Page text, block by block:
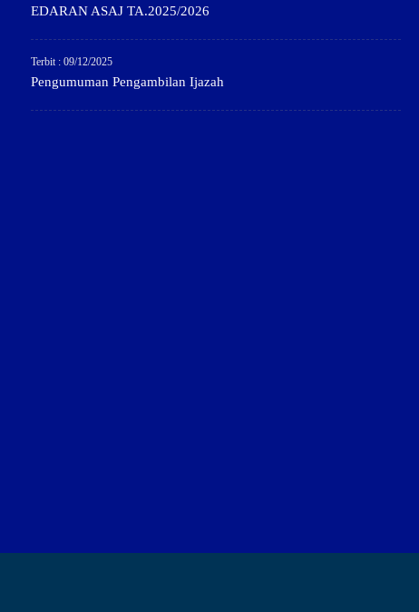
EDARAN ASAJ TA.2025/2026
Terbit : 09/12/2025
Pengumuman Pengambilan Ijazah